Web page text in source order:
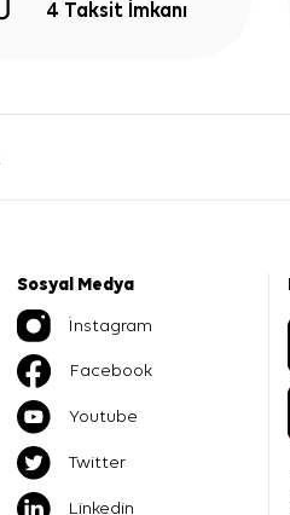
4 Taksit İmkanı
Sosyal Medya
İnstagram
Facebook
Youtube
Twitter
Linkedin